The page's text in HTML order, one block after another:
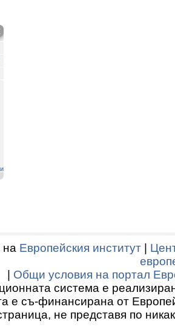
на Европейския институт
Общи условия на портал
система е
е съ-финансирана от
не представя по